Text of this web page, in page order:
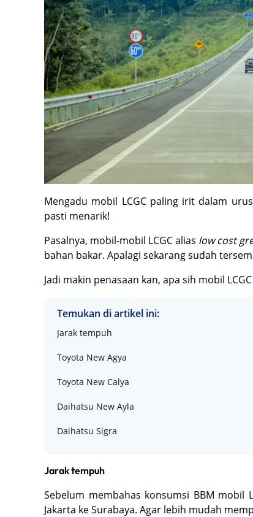
Mengadu mobil LCGC paling irit dalam
pasti menarik!
Pasalnya, mobil-mobil LCGC alias low cost
bahan bakar. Apalagi sekarang sudah
Jadi makin penasaan kan, apa sih mobil
Temukan di artikel ini:
Jarak tempuh
Toyota New Agya
Toyota New Calya
Daihatsu New Ayla
Daihatsu Sigra
Jarak tempuh
Sebelum membahas konsumsi BBM
Jakarta ke Surabaya. Agar lebih mudah